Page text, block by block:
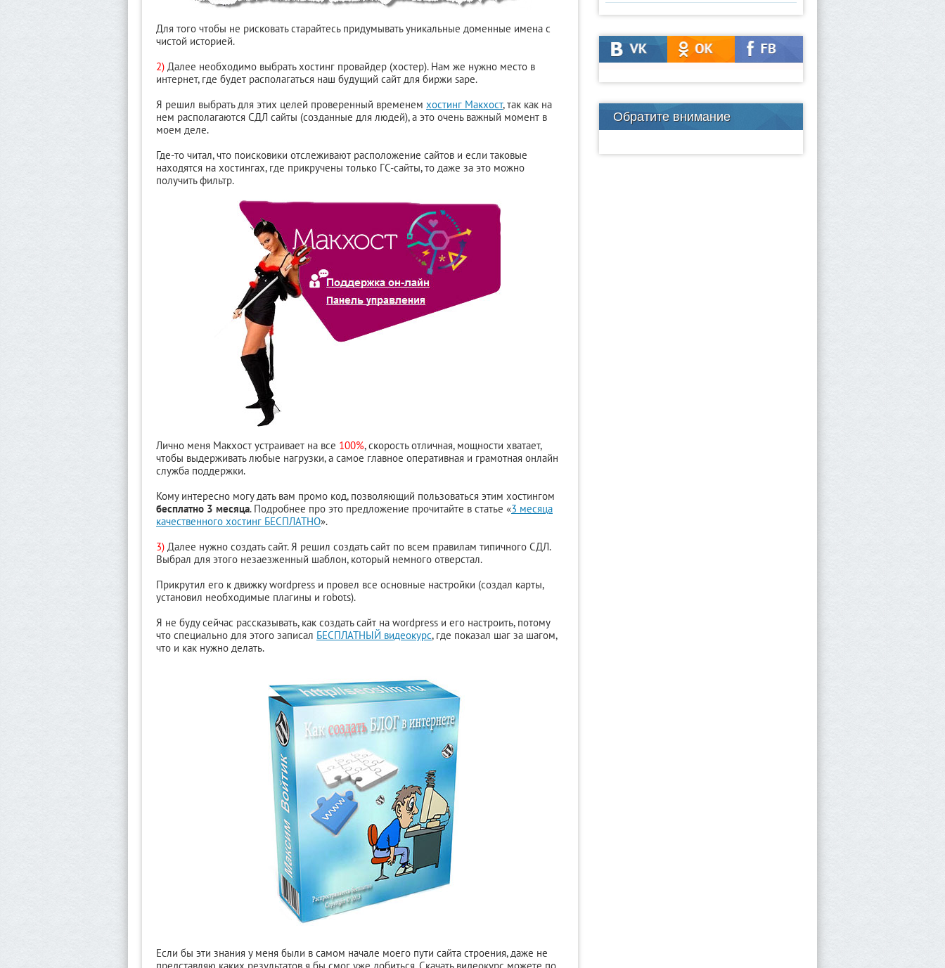
Для того чтобы не рисковать старайтесь придумывать уникальные доменные имена с
чистой историей.
2) Далее необходимо выбрать хостинг провайдер (хостер). Нам же нужно место в
интернет, где будет располагаться наш будущий сайт для биржи sape.
Я решил выбрать для этих целей проверенный временем хостинг Макхост, так как на
нем располагаются СДЛ сайты (созданные для людей), а это очень важный момент в
моем деле.
Где-то читал, что поисковики отслеживают расположение сайтов и если таковые
находятся на хостингах, где прикручены только ГС-сайты, то даже за это можно
получить фильтр.
Лично меня Макхост устраивает на все 100%, скорость отличная, мощности хватает,
чтобы выдерживать любые нагрузки, а самое главное оперативная и грамотная онлайн
служба поддержки.
Кому интересно могу дать вам промо код, позволяющий пользоваться этим хостингом
бесплатно 3 месяца. Подробнее про это предложение прочитайте в статье «3 месяца
качественного хостинг БЕСПЛАТНО».
3) Далее нужно создать сайт. Я решил создать сайт по всем правилам типичного СДЛ.
Выбрал для этого незаезженный шаблон, который немного отверстал.
Прикрутил его к движку wordpress и провел все основные настройки (создал карты,
установил необходимые плагины и robots).
Я не буду сейчас рассказывать, как создать сайт на wordpress и его настроить, потому
что специально для этого записал БЕСПЛАТНЫЙ видеокурс, где показал шаг за шагом,
что и как нужно делать.
Если бы эти знания у меня были в самом начале моего пути сайта строения, даже не
Обратите внимание